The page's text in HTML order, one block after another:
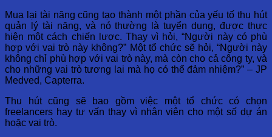
Mua lại tài năng cũng tạo thành một phần của yếu tố thu hút
quản lý tài năng, và nó thường là tuyển dụng, được thực
hiện một cách chiến lược. Thay vì hỏi, “Người này có phù
hợp với vai trò này không?” Một tổ chức sẽ hỏi, “Người này
không chỉ phù hợp với vai trò này, mà còn cho cả công ty, và
cho những vai trò tương lai mà họ có thể đảm nhiệm?” – JP
Medved, Capterra.
Thu hút cũng sẽ bao gồm việc một tổ chức có chọn
freelancers hay tư vấn thay vì nhân viên cho một số dự án
hoặc vai trò.